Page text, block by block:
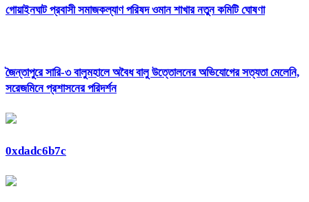
‎গোয়াইনঘাট প্রবাসী সমাজকল্যাণ পরিষদ ওমান শাখার নতুন কমিটি ঘোষণা
জৈন্তাপুরে সারি-৩ বালুমহালে অবৈধ বালু উত্তোলনের অভিযোগের সত্যতা মেলেনি,
সরেজমিনে প্রশাসনের পরিদর্শন
0xdadc6b7c